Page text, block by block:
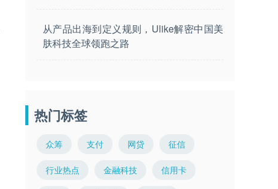
从产品出海到定义规则，Ulike解密中国美
肤科技全球领跑之路
热门标签
众筹 支付 网贷 征信
行业热点 金融科技 信用卡